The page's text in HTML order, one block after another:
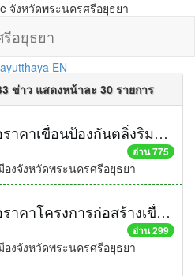
อยุธยา
ข่าว แสดงหน้าละ 30 รายการ
ประกาศผู้ชนะการเสนอราคาเขื่อนป้องกันตลิ่งริมแม่น้ำป่าสัก บริเวณหมู่ที่ 12 ตำบลกะมัง อำเภอพระนครศรีอยุธยา จังหวัดพระนครศรีอยุธยา ความยาวไม่น้อยกว่า 80 เมตร ด้วยวิธีประกวดราคาอิเล็กทรอนิกส์ (e-bidding)
อ่าน 775
งจังหวัดพระนครศรีอยุธยา
ประกาศผู้ชนะการเสนอราคาโครงการก่อสร้างเขื่อนป้องกันตลิ่งริมแม่น้ำลพบุรี หมู่ที่ 4 ตำบลบ้านใหม่ อำเภอบ่้านแพรก จังหวัดพระนครศรีอยุธยา ความยาวไม่น้อยกว่า 280 เมตร ด้วยวิธีประกวดราคาอิเล็กทรอนิกส์ (e-bidding)
อ่าน 299
งจังหวัดพระนครศรีอยุธยา